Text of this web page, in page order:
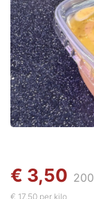
€ 3,50
€ 17,50 per kilo